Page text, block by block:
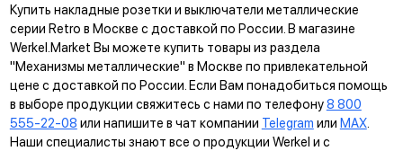
Купить накладные розетки и выключатели металлические
серии Retro в Москве с доставкой по России. В магазине
Werkel.Market Вы можете купить товары из раздела
"Механизмы металлические" в Москве по привлекательной
цене с доставкой по России. Если Вам понадобиться помощь
в выборе продукции свяжитесь с нами по телефону8 800
555-22-08 или напишите в чат компании Telegram или MAX.
Наши специалисты знают все о продукции Werkel и с